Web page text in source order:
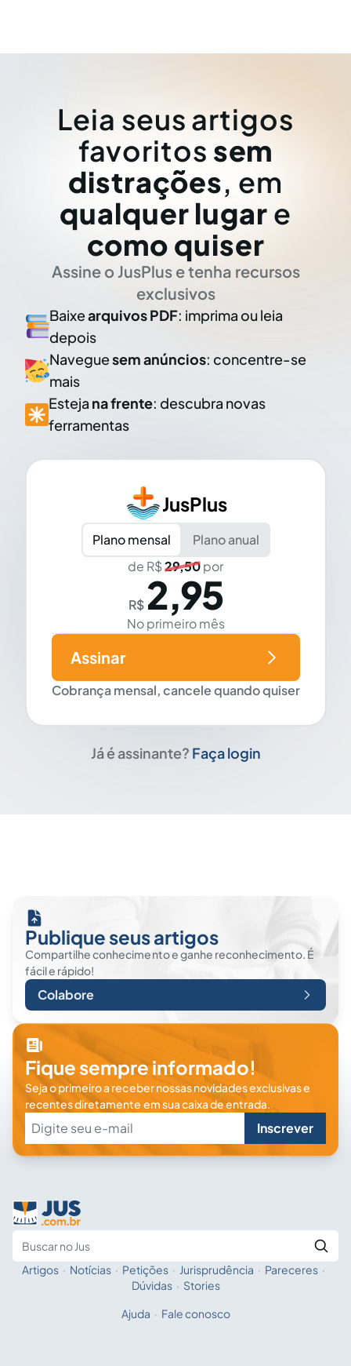
Leia seus artigos
favoritos sem
distrações, em
qualquer lugar e
como quiser
Assine o JusPlus e tenha recursos
exclusivos
Baixearquivos PDF: imprima ou leia
depois
Naveguesem anúncios: concentre-se
mais
Esteja na frente: descubra novas
ferramentas
JusPlus
Plano mensal
Plano anual
de R$29,50por
R$ 2,95
No primeiro mês
Cobrança mensal, cancele quando quiser
Assinar
Já é assinante? Faça login
Publique seus artigos
Compartilhe conhecimento e ganhe reconhecimento. É
fácil e rápido!
Colabore
Fique sempre informado!
Seja o primeiro a receber nossas novidades exclusivas e
recentes diretamente em sua caixa de entrada.
Inscrever
Fale com a IA
Artigos · Notícias · Petições · Jurisprudência · Pareceres ·
Dúvidas · Stories
Ajuda · Fale conosco